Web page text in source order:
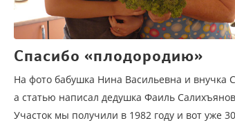
Спасибо «плодородию»
На фото бабушка Нина Васильевна и внучка
а статью написал дедушка Фаиль
Участок мы получили в 1982 году и вот уже